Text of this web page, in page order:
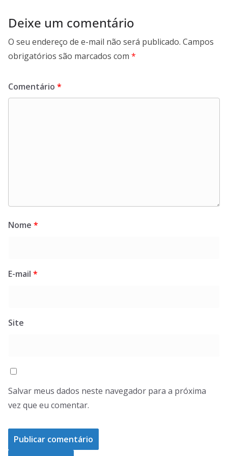
Deixe um comentário
O seu endereço de e-mail não será publicado. Campos
obrigatórios são marcados com *
Comentário *
Nome *
E-mail *
Site
Salvar meus dados neste navegador para a próxima
vez que eu comentar.